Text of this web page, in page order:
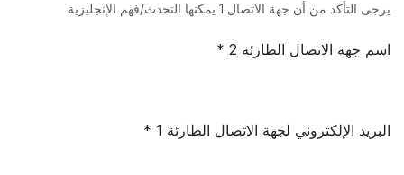
يرجى التأكد من أن جهة الاتصال 1 يمكنها التحدث/فهم الإنجليزية
اسم جهة الاتصال الطارئة 2 *
البريد الإلكتروني لجهة الاتصال الطارئة 1 *